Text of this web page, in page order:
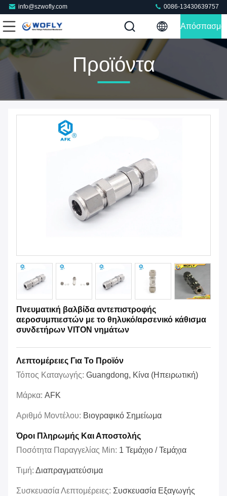
info@szwofly.com 0086-13430639757
Απόσπασμα
Προϊόντα
Πνευματική βαλβίδα αντεπιστροφής
αεροσυμπιεστών με το θηλυκό/αρσενικό κάθισμα
συνδετήρων VITON νημάτων
Λεπτομέρειες Για Το Προϊόν
Τόπος Καταγωγής: Guangdong, Κίνα (Ηπειρωτική)
Μάρκα: AFK
Αριθμό Μοντέλου: Βιογραφικό Σημείωμα
Όροι Πληρωμής Και Αποστολής
Ποσότητα Παραγγελίας Min: 1 Τεμάχιο / Τεμάχια
Τιμή: Διαπραγματεύσιμα
Συσκευασία Λεπτομέρειες: Συσκευασία Εξαγωγής